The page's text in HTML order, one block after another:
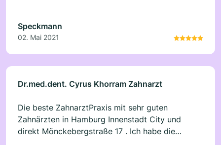
Speckmann
02. Mai 2021
Dr.med.dent. Cyrus Khorram Zahnarzt
Die beste ZahnarztPraxis mit sehr guten
Zahnärzten in Hamburg Innenstadt City und
direkt Mönckebergstraße 17 . Ich habe die